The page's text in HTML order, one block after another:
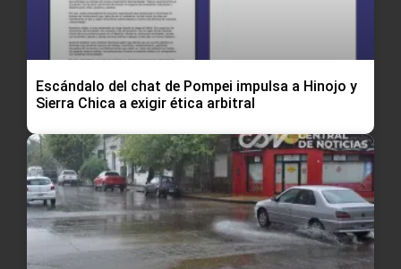
Escándalo del chat de Pompei impulsa a Hinojo y
Sierra Chica a exigir ética arbitral